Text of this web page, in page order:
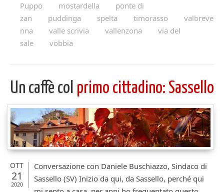
Puppo
mostardella
ponte di
zan
puddinga spelta timorasso
valbreve
nna
valle scrivia vallenzona
via del
sale
vobbia
Un caffè col primo cittadino: Sassello
OTT
21
2020
Conversazione con Daniele Buschiazzo, Sindaco di
Sassello (SV) Inizio da qui, da Sassello, perché qui